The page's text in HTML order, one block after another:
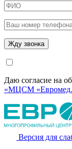
Даю согласие на
«МЦСМ «Евромед.
Версия для